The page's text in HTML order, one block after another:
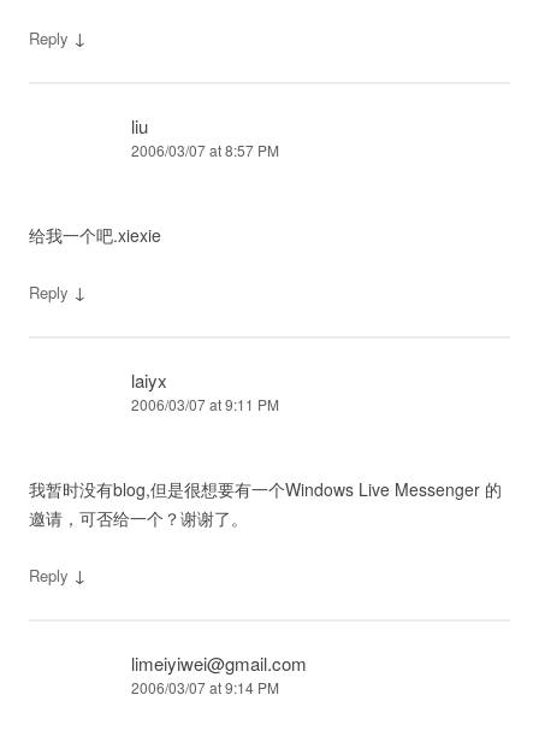
Reply ↓
liu
2006/03/07 at 8:57 PM
给我一个吧.xiexie
Reply ↓
laiyx
2006/03/07 at 9:11 PM
我暂时没有blog,但是很想要有一个Windows Live Messenger 的
邀请，可否给一个？谢谢了。
Reply ↓
limeiyiwei@gmail.com
2006/03/07 at 9:14 PM